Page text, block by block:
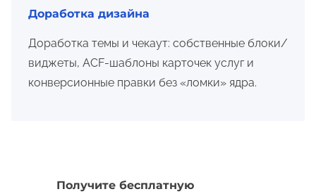
Доработка дизайна
Доработка темы и чекаут: собственные блоки/
виджеты, ACF-шаблоны карточек услуг и
конверсионные правки без «ломки» ядра.
Получите бесплатную